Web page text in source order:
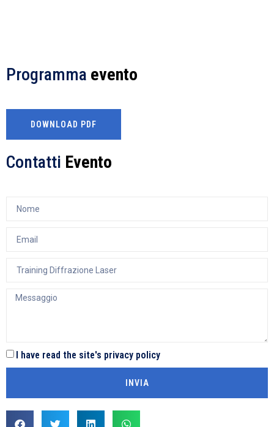
Programma evento
DOWNLOAD PDF
Contatti Evento
I have read the site's privacy policy
INVIA